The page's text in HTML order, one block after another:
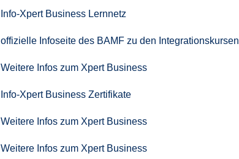
Info-Xpert Business Lernnetz
offizielle Infoseite des BAMF zu den Integrationskursen
Weitere Infos zum Xpert Business
Info-Xpert Business Zertifikate
Weitere Infos zum Xpert Business
Weitere Infos zum Xpert Business